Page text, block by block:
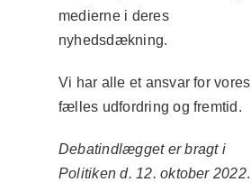
medierne i deres
nyhedsdækning.
Vi har alle et ansvar for vores
fælles udfordring og fremtid.
Debatindlægget er bragt i
Politiken d. 12. oktober 2022.